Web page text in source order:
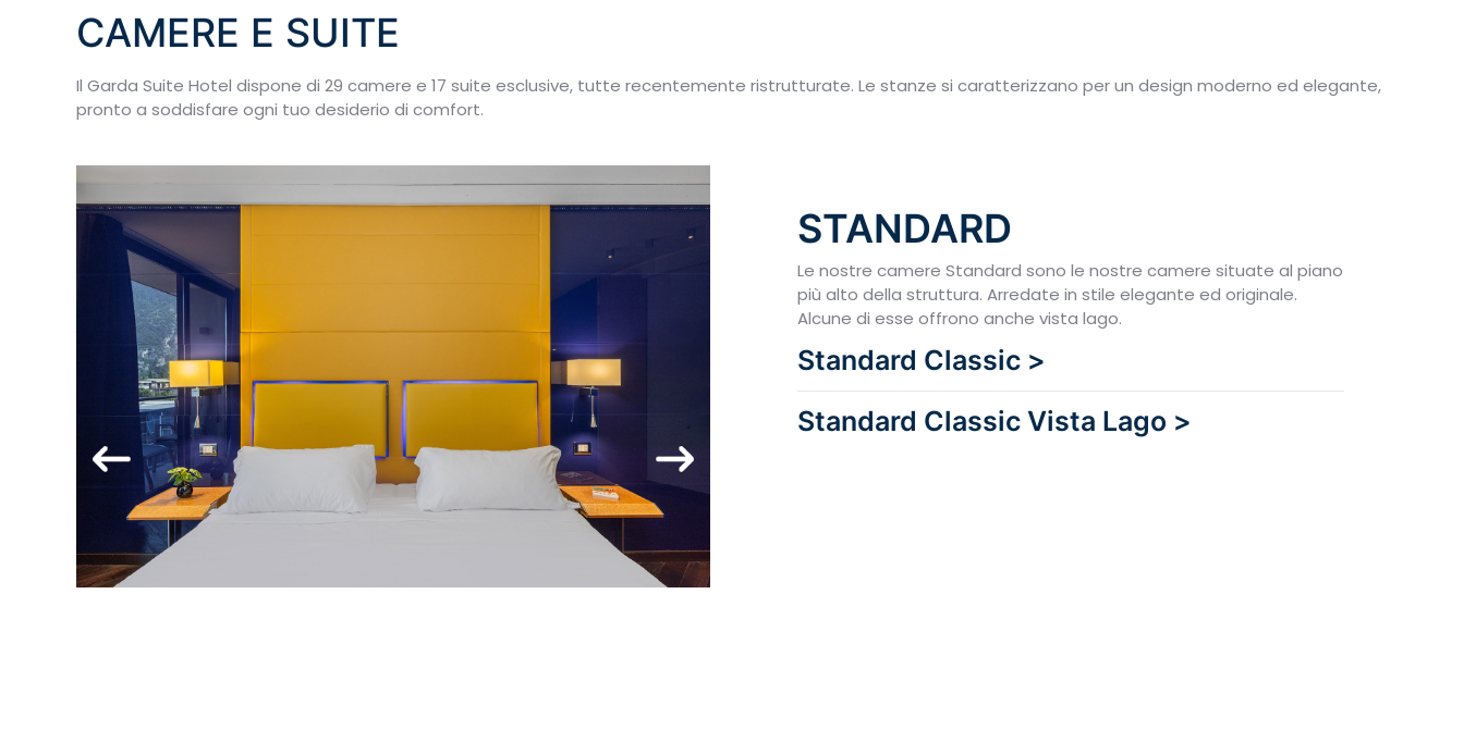
CAMERE E SUITE
Il Garda Suite Hotel dispone di 29 camere e 17 suite esclusive, tutte recentemente ristrutturate. Le stanze si caratterizzano per un design moderno ed elegante,
pronto a soddisfare ogni tuo desiderio di comfort.
STANDARD
Le nostre camere Standard sono le nostre camere situate al piano
più alto della struttura. Arredate in stile elegante ed originale.
Alcune di esse offrono anche vista lago.
Standard Classic >
Standard Classic Vista Lago >